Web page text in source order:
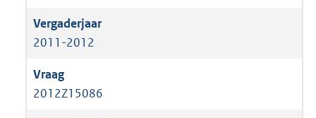
2011-2012
2012Z15086